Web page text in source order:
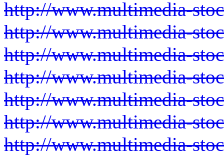
http://www.multimedia-
http://www.multimedia-
http://www.multimedia-
http://www.multimedia-
http://www.multimedia-
http://www.multimedia-
http://www.multimedia-